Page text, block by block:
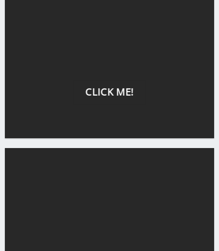
CLICK ME!